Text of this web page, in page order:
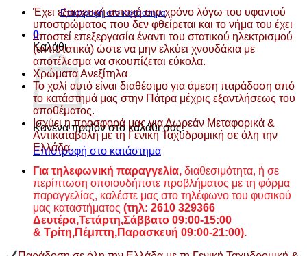
Επιστροφή στο κατάστημα
0
Καλάθι
Κανένα προϊόν στο καλάθι σας.
Επιστροφή στο κατάστημα
Έχει εξαιρετική αντοχή στο χρόνο λόγω του υφαντού
υποστρώματος που δεν φθείρεται και το νήμα του έχει
υποστεί επεξεργασία έναντι του στατικού ηλεκτρισμού
(αντιστατικά) ώστε να μην ελκύει χνουδάκια με
αποτέλεσμα να σκουπίζεται εύκολα.
Χρώματα Ανεξίτηλα
Το χαλί αυτό είναι διαθέσιμο για άμεση παράδοση από
το κατάστημά μας στην Πάτρα μέχρις εξαντλήσεως του
αποθέματος.
Ισχύει η προσφορά μας για Δωρεάν Μεταφορικά &
Αντικαταβολή με τη Γενική Ταχυδρομική σε όλη την
Ελλάδα.
Για τηλεφωνική παραγγελία, διαθεσιμότητα, ή σε
περίπτωση οποιουδήποτε προβλήματος με τη φόρμα
παραγγελίας, καλέστε μας στο τηλέφωνο του φυσικού
μας καταστήματος (τηλ: 2610 329366
Δευτέρα,Τετάρτη,Σάββατο 09:00-15:00
& Τρίτη,Πέμπτη,Παρασκευή 09:00-21:00).